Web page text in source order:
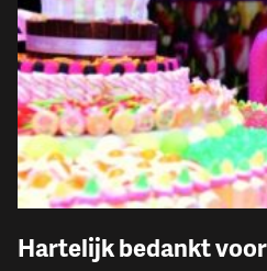
Hartelijk bedankt